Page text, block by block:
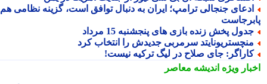
جنجالی ترامپ؛ ایران به دنبال توافق است، گزینه نظامی هم
پخش زنده بازی های پنجشنبه 15 مرداد
سرمربی جدیدش را انتخاب کرد
جای صلاح در لیگ ترکیه نیست!
ویژهاندیشه معاصر